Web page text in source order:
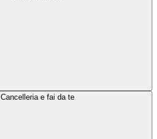
Cancelleria e fai da te